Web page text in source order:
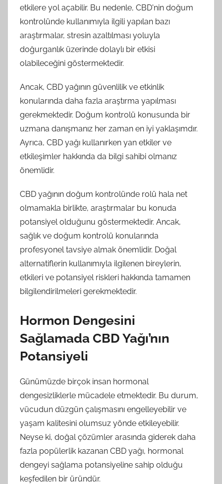
etkilere yol açabilir. Bu nedenle, CBD'nin doğum
kontrolünde kullanımıyla ilgili yapılan bazı
araştırmalar, stresin azaltılması yoluyla
doğurganlık üzerinde dolaylı bir etkisi
olabileceğini göstermektedir.
Ancak, CBD yağının güvenlilik ve etkinlik
konularında daha fazla araştırma yapılması
gerekmektedir. Doğum kontrolü konusunda bir
uzmana danışmanız her zaman en iyi yaklaşımdır.
Ayrıca, CBD yağı kullanırken yan etkiler ve
etkileşimler hakkında da bilgi sahibi olmanız
önemlidir.
CBD yağının doğum kontrolünde rolü hala net
olmamakla birlikte, araştırmalar bu konuda
potansiyel olduğunu göstermektedir. Ancak,
sağlık ve doğum kontrolü konularında
profesyonel tavsiye almak önemlidir. Doğal
alternatiflerin kullanımıyla ilgilenen bireylerin,
etkileri ve potansiyel riskleri hakkında tamamen
bilgilendirilmeleri gerekmektedir.
Hormon Dengesini
Sağlamada CBD Yağı’nın
Potansiyeli
Günümüzde birçok insan hormonal
dengesizliklerle mücadele etmektedir. Bu durum,
vücudun düzgün çalışmasını engelleyebilir ve
yaşam kalitesini olumsuz yönde etkileyebilir.
Neyse ki, doğal çözümler arasında giderek daha
fazla popülerlik kazanan CBD yağı, hormonal
dengeyi sağlama potansiyeline sahip olduğu
keşfedilen bir üründür.